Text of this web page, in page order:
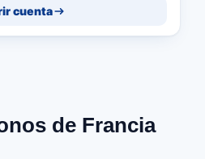
cuenta
de Francia